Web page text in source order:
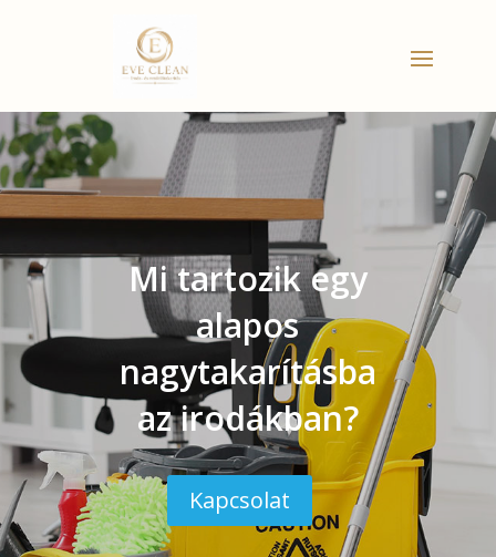
Mi tartozik egy
alapos
nagytakarításba
az irodákban?
Kapcsolat